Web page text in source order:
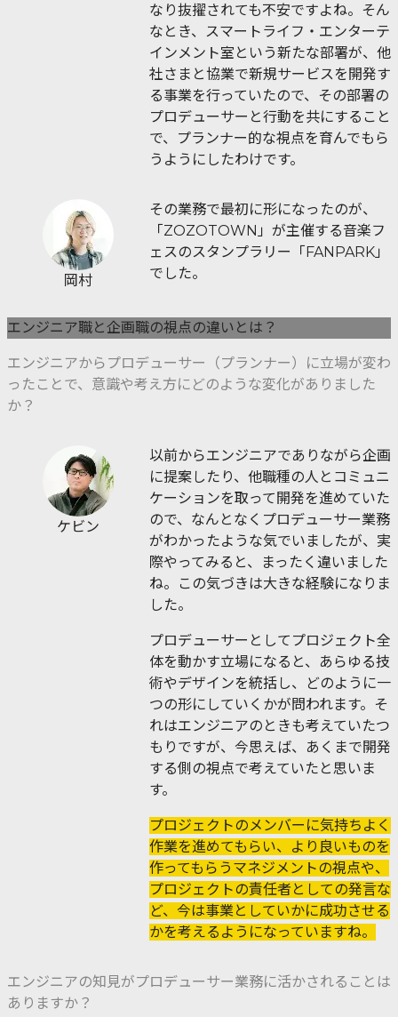
なり抜擢されても不安ですよね。そん
なとき、スマートライフ・エンターテ
インメント室という新たな部署が、他
社さまと協業で新規サービスを開発す
る事業を行っていたので、その部署の
プロデューサーと行動を共にすること
で、プランナー的な視点を育んでもら
うようにしたわけです。
岡村
その業務で最初に形になったのが、
「ZOZOTOWN」が主催する音楽フ
ェスのスタンプラリー「FANPARK」
でした。
エンジニア職と企画職の視点の違いとは？
エンジニアからプロデューサー（プランナー）に立場が変わ
ったことで、意識や考え方にどのような変化がありました
か？
ケビン
以前からエンジニアでありながら企画
に提案したり、他職種の人とコミュニ
ケーションを取って開発を進めていた
ので、なんとなくプロデューサー業務
がわかったような気でいましたが、実
際やってみると、まったく違いました
ね。この気づきは大きな経験になりま
した。
プロデューサーとしてプロジェクト全
体を動かす立場になると、あらゆる技
術やデザインを統括し、どのように一
つの形にしていくかが問われます。そ
れはエンジニアのときも考えていたつ
もりですが、今思えば、あくまで開発
する側の視点で考えていたと思いま
す。
プロジェクトのメンバーに気持ちよく
作業を進めてもらい、より良いものを
作ってもらうマネジメントの視点や、
プロジェクトの責任者としての発言な
ど、今は事業としていかに成功させる
かを考えるようになっていますね。
エンジニアの知見がプロデューサー業務に活かされることは
ありますか？